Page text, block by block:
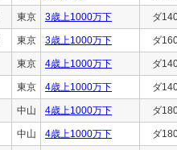
東京 3歳上1000万下 ダ
東京 3歳上1000万下 ダ
東京 4歳上1000万下 ダ
東京 4歳上1000万下 ダ
中山 4歳上1000万下 ダ
中山 4歳上1000万下 ダ